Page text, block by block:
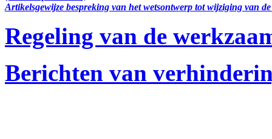
Artikelsgewijze bespreking van het wetsontwerp tot wijziging van
Regeling van de
Berichten van